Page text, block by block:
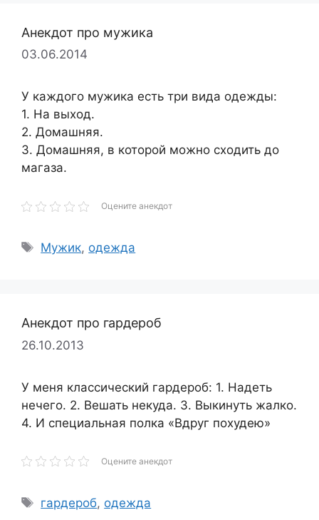
Анекдот про мужика
03.06.2014
У каждого мужика есть три вида одежды:
1. На выход.
2. Домашняя.
3. Домашняя, в которой можно сходить до
магаза.
Оцените анекдот
Метки
Мужик, одежда
Анекдот про гардероб
26.10.2013
У меня классический гардероб: 1. Надеть
нечего. 2. Вешать некуда. 3. Выкинуть жалко.
4. И специальная полка «Вдруг похудею»
Оцените анекдот
Метки
гардероб, одежда